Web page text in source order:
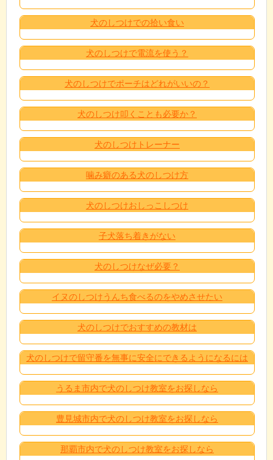
犬のしつけでの拾い食い
犬のしつけで電流を使う？
犬のしつけでポーチはどれがいいの？
犬のしつけ叩くことも必要か？
犬のしつけトレーナー
噛み癖のある犬のしつけ方
犬のしつけおしっこしつけ
子犬落ち着きがない
犬のしつけなぜ必要？
イヌのしつけうんち食べるのをやめさせたい
犬のしつけでおすすめの教材は
犬のしつけで留守番を無事に安全にできるようになるには
うるま市内で犬のしつけ教室をお探しなら
豊見城市内で犬のしつけ教室をお探しなら
那覇市内で犬のしつけ教室をお探しなら